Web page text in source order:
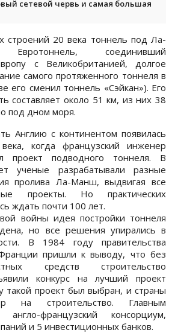
сетевой червь и самая большая
строений 20 века тоннель под Ла-
соединивший
с Великобританией, долгое
самого протяженного тоннеля в
его сменил тоннель «Сэйкан»). Его
составляет около 51 км, из них 38
под дном моря.
Англию с континентом появилась
когда французский инженер
проект подводного тоннеля. В
ученые разрабатывали разные
пролива Ла-Манш, выдвигая все
проекты. Но практических
ждать почти 100 лет.
войны идея постройки тоннеля
но все решения упирались в
В 1984 году правительства
пришли к выводу, что без
средств строительство
конкурс на лучший проект
такой проект был выбран, и страны
на строительство. Главным
французский консорциум,
и 5 инвестиционных банков.